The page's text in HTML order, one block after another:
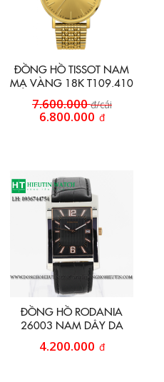
ĐỒNG HỒ TISSOT NAM
MẠ VÀNG 18K T109.410
33 021 00
7.600.000đ/cái
6.800.000 đ
ĐỒNG HỒ RODANIA
26003 NAM DÂY DA
4.200.000 đ